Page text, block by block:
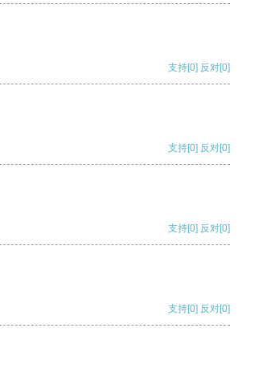
支持[0] 反对[0]
支持[0] 反对[0]
支持[0] 反对[0]
支持[0] 反对[0]